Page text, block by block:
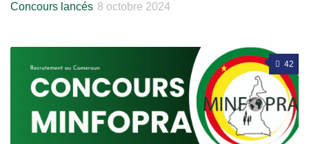
Concours lancés 8 octobre 2024
42